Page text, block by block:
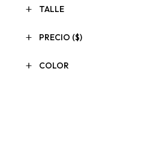
TALLE
PRECIO ($)
COLOR